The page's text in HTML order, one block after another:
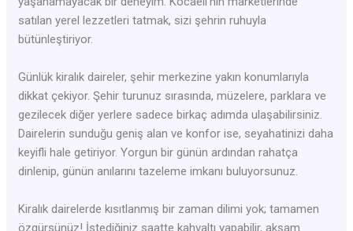
satılan yerel lezzetleri tatmak, sizi şehrin ruhuyla
bütünleştiriyor.
Günlük kiralık daireler, şehir merkezine yakın konumlarıyla
dikkat çekiyor. Şehir turunuz sırasında, müzelere, parklara ve
gezilecek diğer yerlere sadece birkaç adımda ulaşabilirsiniz.
Dairelerin sunduğu geniş alan ve konfor ise, seyahatinizi daha
keyifli hale getiriyor. Yorgun bir günün ardından rahatça
dinlenip, günün anılarını tazeleme imkanı buluyorsunuz.
Kiralık dairelerde kısıtlanmış bir zaman dilimi yok; tamamen
özgürsünüz! İstediğiniz saatte kahvaltı yapabilir, akşam